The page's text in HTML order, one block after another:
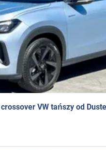
VW tańszy od